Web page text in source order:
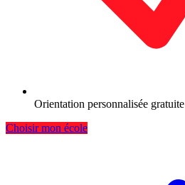
Orientation personnalisée gratuite
Choisir mon école